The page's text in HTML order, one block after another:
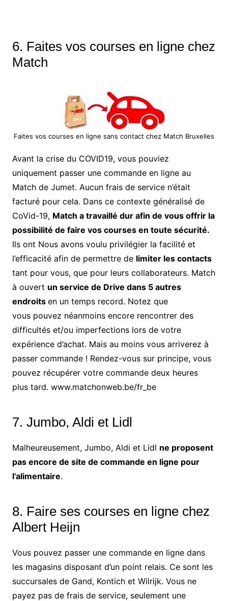
6. Faites vos courses en ligne chez
Match
Faites vos courses en ligne sans contact chez Match Bruxelles
Avant la crise du COVID19, vous pouviez
uniquement passer une commande en ligne au
Match de Jumet. Aucun frais de service n’était
facturé pour cela. Dans ce contexte généralisé de
CoVid-19, Match a travaillé dur afin de vous offrir la
possibilité de faire vos courses en toute sécurité.
Ils ont Nous avons voulu privilégier la facilité et
l’efficacitéafin de permettre de limiter les contacts
tant pour vous, que pour leurs collaborateurs. Match
à ouvert un service de Drive dans 5 autres
endroits en un temps record. Notez que
vous pouvez néanmoins encore rencontrer des
difficultés et/ou imperfections lors de votre
expérience d’achat. Mais au moins vous arriverez à
passer commande ! Rendez-vous sur principe, vous
pouvez récupérer votre commande deux heures
plus tard. www.matchonweb.be/fr_be
7. Jumbo, Aldi et Lidl
Malheureusement, Jumbo, Aldi et Lidl ne proposent
pas encore de site de commande en ligne pour
l’alimentaire.
8. Faire ses courses en ligne chez
Albert Heijn
Vous pouvez passer une commande en ligne dans
les magasins disposant d’un point relais. Ce sont les
succursales de Gand, Kontich et Wilrijk. Vous ne
payez pas de frais de service, seulement une